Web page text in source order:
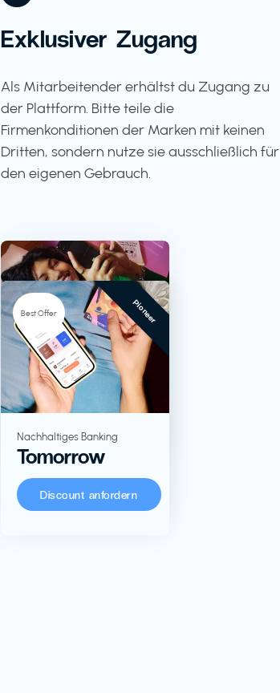
Exklusiver Zugang
Als Mitarbeitender erhältst du Zugang zu
der Plattform. Bitte teile die
Firmenkonditionen der Marken mit keinen
Dritten, sondern nutze sie ausschließlich für
den eigenen Gebrauch.
TV + Streaming
RTL+
-5%
Lebensmittel in
Großverpackungen
KoRo
Best Offer Pioneer
Nachhaltiges Banking
Tomorrow
Discount anfordern